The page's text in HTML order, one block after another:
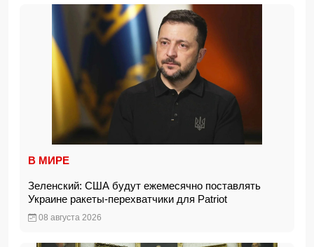
В МИРЕ
Зеленский: США будут ежемесячно поставлять
Украине ракеты-перехватчики для Patriot
08 августа 2026